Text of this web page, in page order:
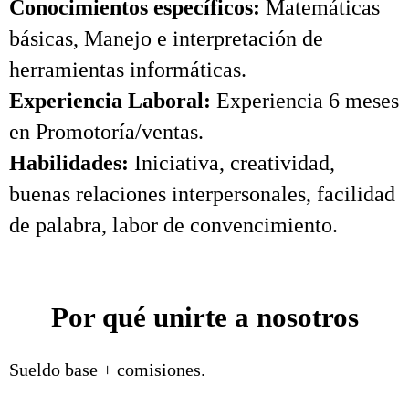
Conocimientos específicos: Matemáticas
básicas, Manejo e interpretación de
herramientas informáticas.
Experiencia Laboral: Experiencia 6 meses
en Promotoría/ventas.
Habilidades: Iniciativa, creatividad,
buenas relaciones interpersonales, facilidad
de palabra, labor de convencimiento.
Por qué unirte a nosotros
Sueldo base + comisiones.